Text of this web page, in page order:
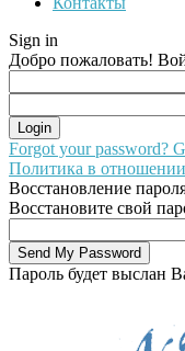
Sign in
Добро пожаловать!
Forgot your password?
Политика в
Восстановление
Восстановите свой
Пароль будет выслан